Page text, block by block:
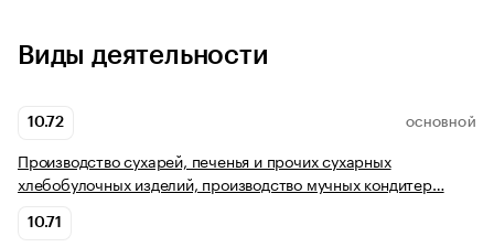
Виды деятельности
10.72 ОСНОВНОЙ
Производство сухарей, печенья и прочих сухарных
хлебобулочных изделий, производство мучных кондитер…
10.71